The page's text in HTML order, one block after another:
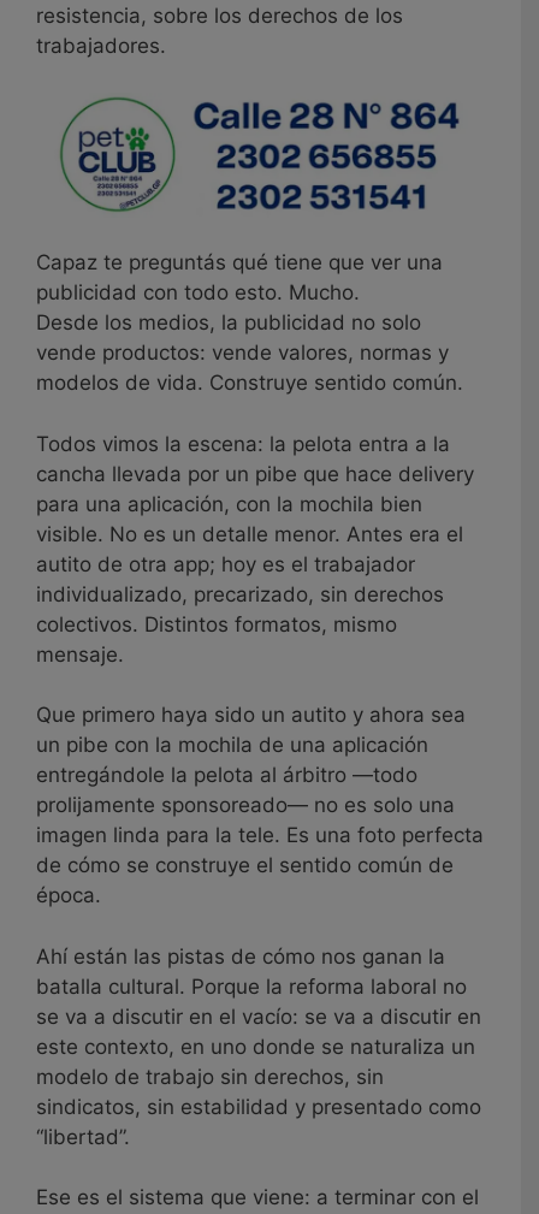
resistencia, sobre los derechos de los
trabajadores.
Capaz te preguntás qué tiene que ver una
publicidad con todo esto. Mucho.
Desde los medios, la publicidad no solo
vende productos: vende valores, normas y
modelos de vida. Construye sentido común.
Todos vimos la escena: la pelota entra a la
cancha llevada por un pibe que hace delivery
para una aplicación, con la mochila bien
visible. No es un detalle menor. Antes era el
autito de otra app; hoy es el trabajador
individualizado, precarizado, sin derechos
colectivos. Distintos formatos, mismo
mensaje.
Que primero haya sido un autito y ahora sea
un pibe con la mochila de una aplicación
entregándole la pelota al árbitro —todo
prolijamente sponsoreado— no es solo una
imagen linda para la tele. Es una foto perfecta
de cómo se construye el sentido común de
época.
Ahí están las pistas de cómo nos ganan la
batalla cultural. Porque la reforma laboral no
se va a discutir en el vacío: se va a discutir en
este contexto, en uno donde se naturaliza un
modelo de trabajo sin derechos, sin
sindicatos, sin estabilidad y presentado como
“libertad”.
Ese es el sistema que viene: a terminar con el